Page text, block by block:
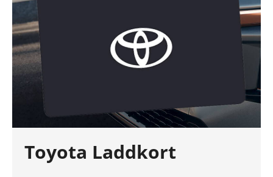
Toyota Laddkort